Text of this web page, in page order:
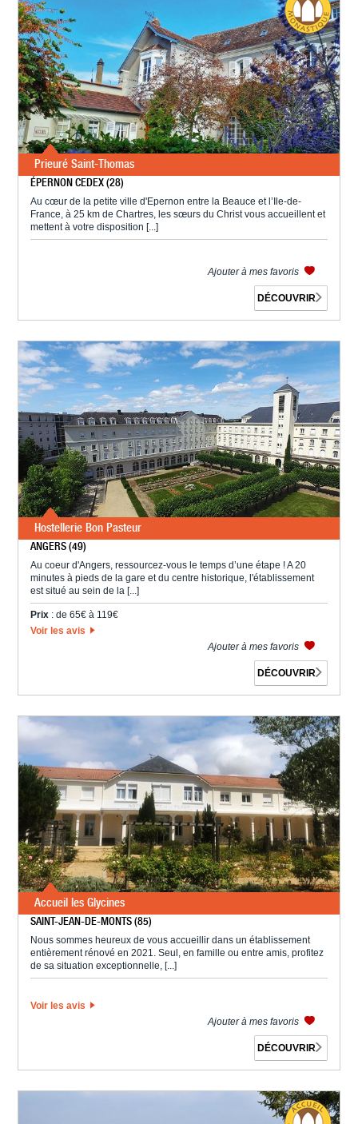
Prieuré Saint-Thomas
ÉPERNON CEDEX (28)
Au cœur de la petite ville d'Epernon entre la Beauce et l’Ile-de-
France, à 25 km de Chartres, les sœurs du Christ vous accueillent et
mettent à votre disposition [...]
Ajouter à mes favoris
DÉCOUVRIR
Hostellerie Bon Pasteur
ANGERS (49)
Au coeur d'Angers, ressourcez-vous le temps d’une étape ! A 20
minutes à pieds de la gare et du centre historique, l'établissement
est situé au sein de la [...]
Prix : de 65€ à 119€
Voir les avis
Ajouter à mes favoris
DÉCOUVRIR
Accueil les Glycines
SAINT-JEAN-DE-MONTS (85)
Nous sommes heureux de vous accueillir dans un établissement
entièrement rénové en 2021. Seul, en famille ou entre amis, profitez
de sa situation exceptionnelle, [...]
Voir les avis
Ajouter à mes favoris
DÉCOUVRIR